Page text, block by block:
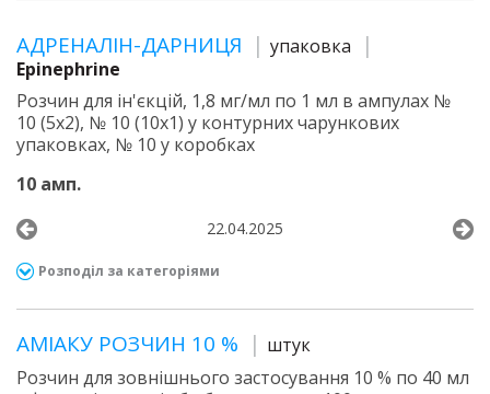
АДРЕНАЛІН-ДАРНИЦЯ
упаковка
Epinephrine
Розчин для ін'єкцій, 1,8 мг/мл по 1 мл в ампулах №
10 (5х2), № 10 (10х1) у контурних чарункових
упаковках, № 10 у коробках
10 амп.
22.04.2025
Розподіл за категоріями
АМІАКУ РОЗЧИН 10 %
штук
Розчин для зовнішнього застосування 10 % по 40 мл